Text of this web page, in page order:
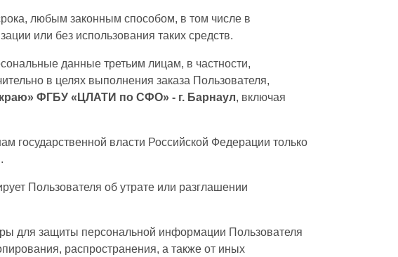
любым законным способом, в том числе в
или без использования таких средств.
данные третьим лицам, в частности,
в целях выполнения заказа Пользователя,
ФГБУ «ЦЛАТИ по СФО» - г. Барнаул, включая
государственной власти Российской Федерации только
Пользователя об утрате или разглашении
для защиты персональной информации Пользователя
распространения, а также от иных